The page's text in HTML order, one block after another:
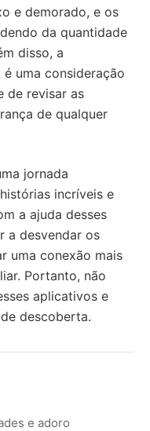
e demorado, e os
da quantidade
disso, a
uma consideração
de revisar as
de qualquer
jornada
incríveis e
a ajuda desses
a desvendar os
uma conexão mais
Portanto, não
aplicativos e
descoberta.
e adoro